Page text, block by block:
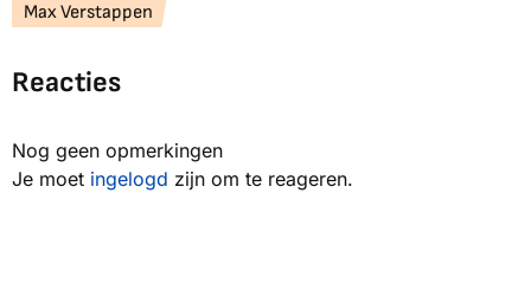
Max Verstappen
Reacties
Nog geen opmerkingen
Je moet ingelogd zijn om te reageren.